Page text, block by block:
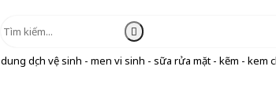
dung dịch vệ sinh - men vi sinh - sữa rửa mặt - kẽm - kem